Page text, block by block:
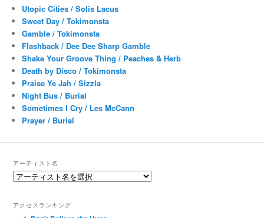
Utopic Cities / Solis Lacus
Sweet Day / Tokimonsta
Gamble / Tokimonsta
Flashback / Dee Dee Sharp Gamble
Shake Your Groove Thing / Peaches & Herb
Death by Disco / Tokimonsta
Praise Ye Jah / Sizzla
Night Bus / Burial
Sometimes I Cry / Les McCann
Prayer / Burial
アーティスト名
アクセスランキング